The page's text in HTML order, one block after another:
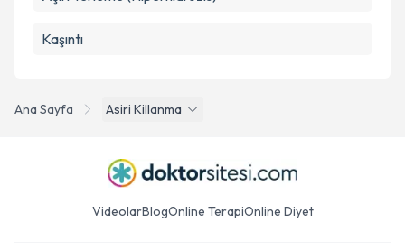
Ana Sayfa Asiri Killanma
Kaşıntı
VideolarBlogOnline TerapiOnline Diyet